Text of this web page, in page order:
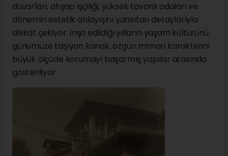
duvarları, ahşap işçiliği, yüksek tavanlı odaları ve
dönemin estetik anlayışını yansıtan detaylarıyla
dikkat çekiyor. İnşa edildiği yılların yaşam kültürünü
günümüze taşıyan konak, özgün mimari karakterini
büyük ölçüde korumayı başarmış yapılar arasında
gösteriliyor.